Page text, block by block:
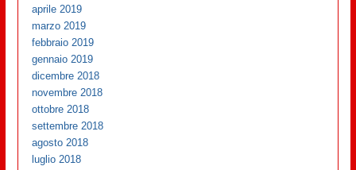
aprile 2019
marzo 2019
febbraio 2019
gennaio 2019
dicembre 2018
novembre 2018
ottobre 2018
settembre 2018
agosto 2018
luglio 2018